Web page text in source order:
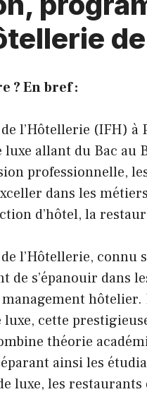
? En bref :
l’Hôtellerie (IFH)
luxe allant du Bac au
professionnelle,
dans les
d’hôtel, la
l’Hôtellerie, connu
de s’épanouir dans
hôtelier.
cette
théorie
ainsi les
luxe, les